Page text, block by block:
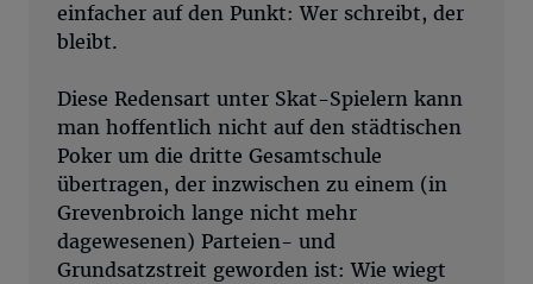
einfacher auf den Punkt: Wer schreibt, der
bleibt.
Diese Redensart unter Skat-Spielern kann
man hoffentlich nicht auf den städtischen
Poker um die dritte Gesamtschule
übertragen, der inzwischen zu einem (in
Grevenbroich lange nicht mehr
dagewesenen) Parteien- und
Grundsatzstreit geworden ist: Wie wiegt